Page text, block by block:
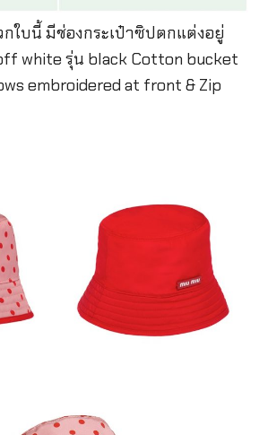
ใบนี้ มีช่องกระเป๋าซิปตกแต่งอยู่
white รุ่น black Cotton bucket
embroidered at front & Zip